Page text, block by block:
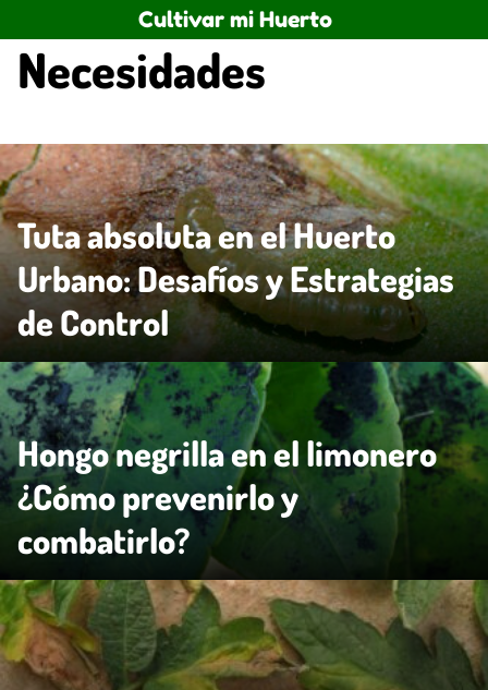
al
contenido
Cultivar mi Huerto
Necesidades
Tuta absoluta en el Huerto
Urbano: Desafíos y Estrategias
de Control
Hongo negrilla en el limonero
¿Cómo prevenirlo y
combatirlo?